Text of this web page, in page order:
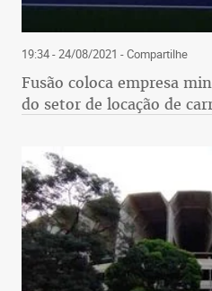
19:34 - 24/08/2021 - Compartilhe
Fusão coloca empresa
do setor de locação de